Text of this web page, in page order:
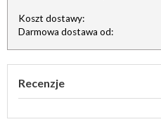
Koszt dostawy:
Darmowa dostawa od:
Recenzje